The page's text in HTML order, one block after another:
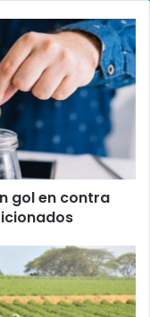
gol en contra